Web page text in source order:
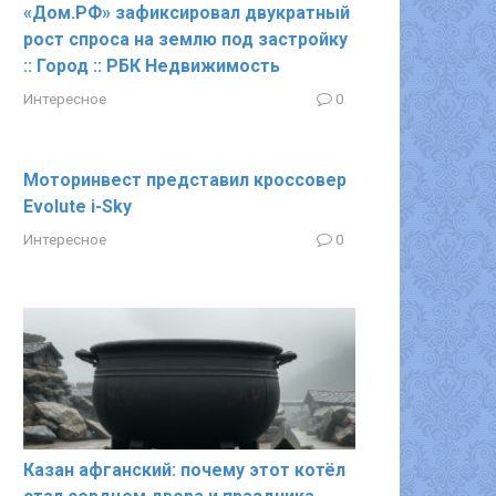
«Дом.РФ» зафиксировал двукратный
рост спроса на землю под застройку
:: Город :: РБК Недвижимость
Интересное 0
Моторинвест представил кроссовер
Evolute i-Sky
Интересное 0
Казан афганский: почему этот котёл